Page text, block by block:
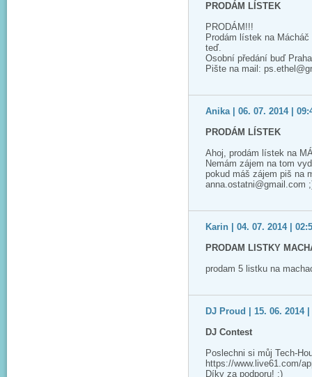
PRODÁM LÍSTEK
PRODÁM!!!
Prodám lístek na
teď.
Osobní předání buď
Pište na mail:
Anika | 06. 07. 2014 |
PRODÁM LÍSTEK
Ahoj, prodám lístek na
Nemám zájem na tom
pokud máš zájem piš na
anna.ostatni@gmail.com
Karin | 04. 07. 2014 |
PRODAM LISTKY
prodam 5 listku na
DJ Proud | 15. 06. 2014 |
DJ Contest
Poslechni si můj Tech-
https://www.live61.com/
Díky za podporu! :)